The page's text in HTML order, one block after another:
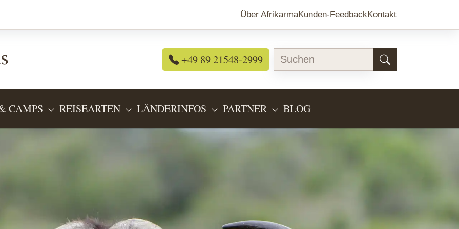
Über AfrikarmaKunden-FeedbackKontakt
+49 89 21548-2999
"REISEANGEBOTE"
CAMPS SUBMENU FOR "LODGES & CAMPS"
REISEARTEN SUBMENU FOR "REISEARTEN"
LÄNDERINFOS SUBMENU FOR "LÄNDERINFOS"
PARTNER SUBMENU FOR "PARTNER"
BLOG